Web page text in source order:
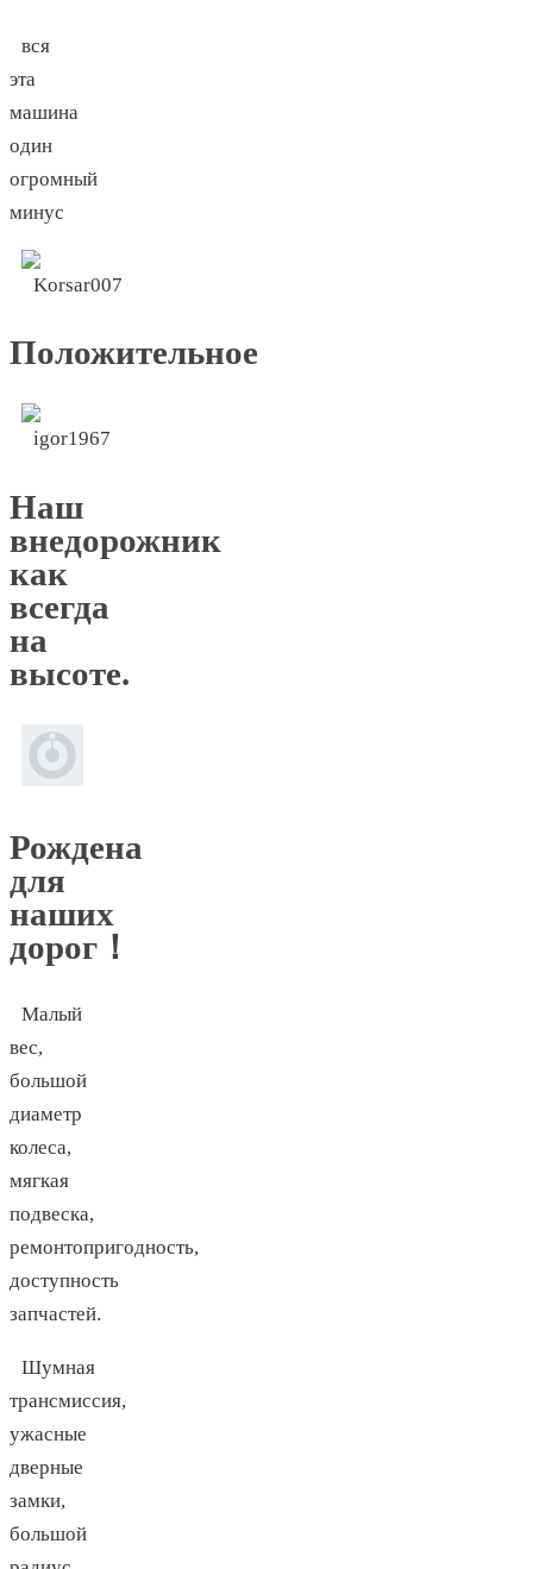
вся
эта
машина
один
огромный
минус
Положительное
Наш
внедорожник
как
всегда
на
высоте.
Рождена
для
наших
дорог！
Малый
вес,
большой
диаметр
колеса,
мягкая
подвеска,
ремонтопригодность,
доступность
запчастей.
Шумная
трансмиссия,
ужасные
дверные
замки,
большой